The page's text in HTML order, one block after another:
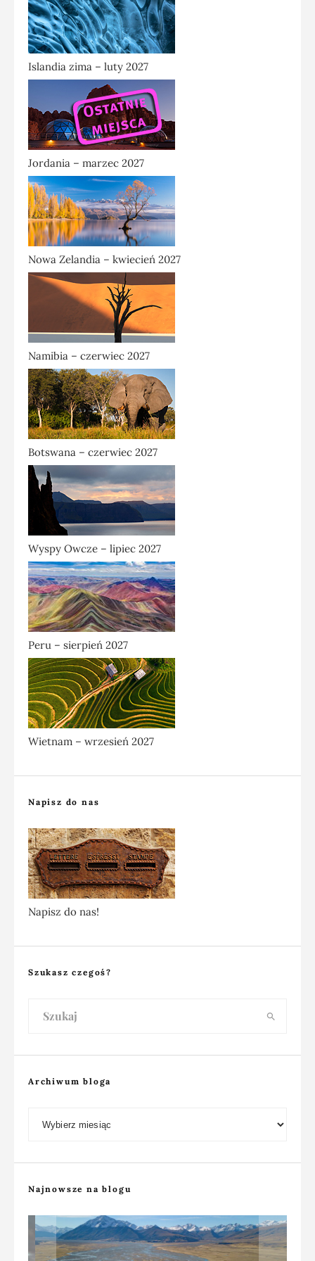
Islandia zima – luty 2027
Jordania – marzec 2027
Nowa Zelandia – kwiecień 2027
Namibia – czerwiec 2027
Botswana – czerwiec 2027
Wyspy Owcze – lipiec 2027
Peru – sierpień 2027
Wietnam – wrzesień 2027
Napisz do nas
Napisz do nas!
Szukasz czegoś?
Archiwum bloga
Najnowsze na blogu